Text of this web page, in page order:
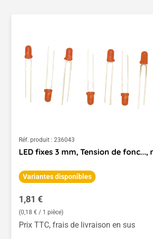
Réf. produit : 236043
LED fixes 3 mm, Tension de fonc...,
Variantes disponibles
Prix régulier :
1,81 €
(0,18 € / 1 pièce)
Prix TTC, frais de livraison en sus